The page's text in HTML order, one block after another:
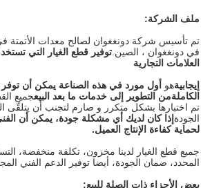
ملف الشركة:
في دونغغوان ، الصين. توفير قطع الغيار التي
العلامات التجارية
إيجابيةهو أول مورد في هذه الصناعة يمكن أن توفر
الكاملةمن التطوير إلى خدمات ما بعد البيعجميع
تم اختبارها بشكل متكرر و صارم لتجنب أن يتلقّى
الجودةإذا كان لديك أي مشكلة جودة، يمكن أن
لحماية كفاءة الإنتاج العميل.
جميع قطع الغيار لدينا مخزون، تكلفة منخفضة،
المحدد، ضمان الجودة، أيضا توفير الدعم الفني
بعض الأجزاء ذات الصلة للبيع: